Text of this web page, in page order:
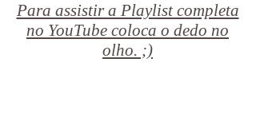
Para assistir a Playlist completa
no YouTube coloca o dedo no
olho. ;)